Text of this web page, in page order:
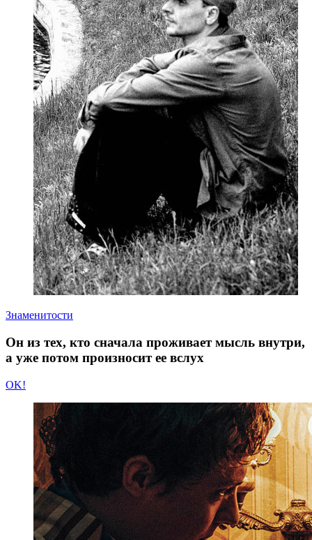
Знаменитости
Он из тех, кто сначала проживает мысль внутри,
а уже потом произносит ее вслух
OK!